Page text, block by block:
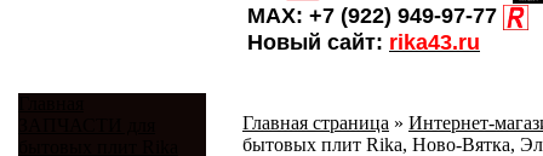
MAX: +7 (922) 949-97-77
Новый сайт: rika43.ru
Главная страница » Интернет-
бытовых плит Rika, Ново-Вятка,